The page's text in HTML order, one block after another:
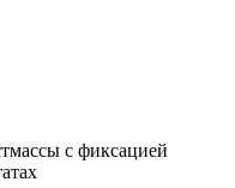
с фиксацией